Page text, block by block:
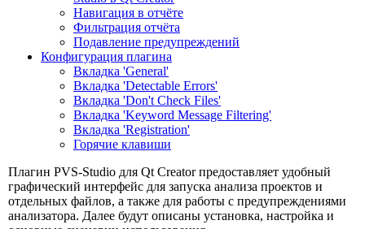
Навигация в отчёте
Фильтрация отчёта
Подавление предупреждений
Конфигурация плагина
Вкладка 'General'
Вкладка 'Detectable Errors'
Вкладка 'Don't Check Files'
Вкладка 'Keyword Message Filtering'
Вкладка 'Registration'
Горячие клавиши
Плагин PVS-Studio для Qt Creator предоставляет удобный
графический интерфейс для запуска анализа проектов и
отдельных файлов, а также для работы с предупреждениями
анализатора. Далее будут описаны установка, настройка и